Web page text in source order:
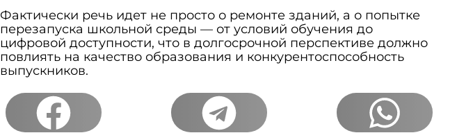
Фактически речь идет не просто о ремонте зданий, а о попытке
перезапуска школьной среды — от условий обучения до
цифровой доступности, что в долгосрочной перспективе должно
повлиять на качество образования и конкурентоспособность
выпускников.